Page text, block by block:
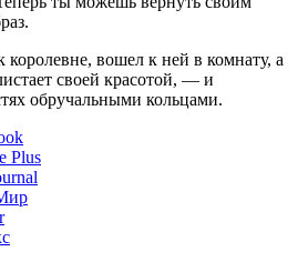
вошел к ней в комнату, а
своей красотой, — и
обручальными кольцами.